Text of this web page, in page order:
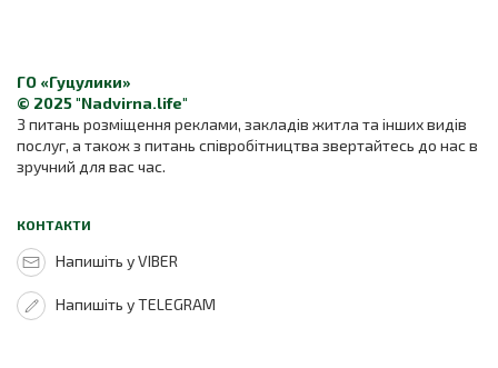
ГО «Гуцулики»
© 2025 "Nadvirna.life"
З питань розміщення реклами, закладів житла та інших видів
послуг, а також з питань співробітництва звертайтесь до нас в
зручний для вас час.
КОНТАКТИ
Напишіть у VIBER
Напишіть у TELEGRAM